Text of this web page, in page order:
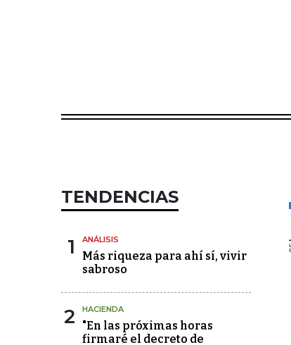
TENDENCIAS
1 ANÁLISIS
Más riqueza para ahí sí, vivir
sabroso
2 HACIENDA
"En las próximas horas
firmaré el decreto de